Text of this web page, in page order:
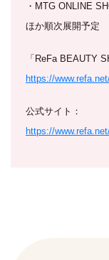
・MTG ONLINE
ほか順次展開予定
「ReFa BEAUTY
https://
公式サイト：
https://